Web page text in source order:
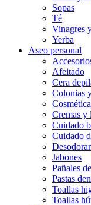
Sopas
Té
Vinagres
Yerba
Aseo personal
Afeitado
Cera
Colonias
Cosmética
Cremas y
Cuidado
Cuidado
Jabones
Pañales
Pastas
Toallas
Toallas